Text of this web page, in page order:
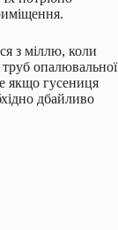
з міллю, коли
труб опалювальної
якщо гусениця
дбайливо